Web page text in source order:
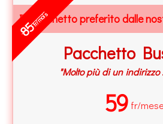
Pacchetto
"Molto più di un indirizzo
59 fr/
85fr/mois